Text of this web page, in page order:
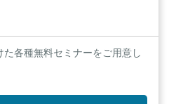
各種無料セミナーをご用意し